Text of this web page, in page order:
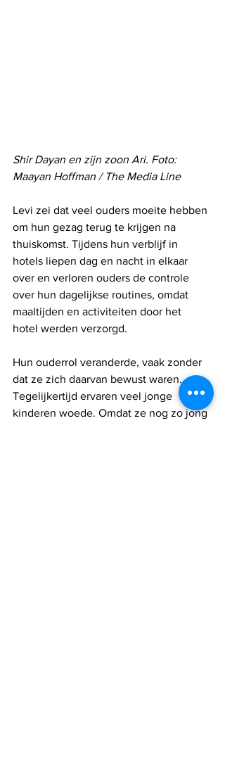
Shir Dayan en zijn zoon Ari. Foto:
Maayan Hoffman / The Media Line
Levi zei dat veel ouders moeite hebben
om hun gezag terug te krijgen na
thuiskomst. Tijdens hun verblijf in
hotels liepen dag en nacht in elkaar
over en verloren ouders de controle
over hun dagelijkse routines, omdat
maaltijden en activiteiten door het
hotel werden verzorgd.
Hun ouderrol veranderde, vaak zonder
dat ze zich daarvan bewust waren.
Tegelijkertijd ervaren veel jonge
kinderen woede. Omdat ze nog zo jong